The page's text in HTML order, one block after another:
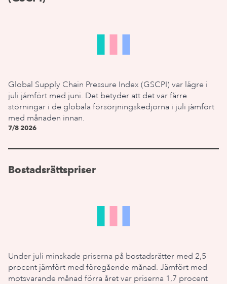
Global Supply Chain Pressure Index (GSCPI) var lägre i
juli jämfört med juni. Det betyder att det var färre
störningar i de globala försörjningskedjorna i juli jämfört
med månaden innan.
7/8 2026
Bostadsrättspriser
Under juli minskade priserna på bostadsrätter med 2,5
procent jämfört med föregående månad. Jämfört med
motsvarande månad förra året var priserna 1,7 procent